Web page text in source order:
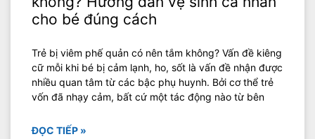
cho bé đúng cách
Trẻ bị viêm phế quản có nên tắm không? Vấn đề kiêng
cữ mỗi khi bé bị cảm lạnh, ho, sốt là vấn đề nhận được
nhiều quan tâm từ các bậc phụ huynh. Bởi cơ thể trẻ
vốn đã nhạy cảm, bất cứ một tác động nào từ bên
ĐỌC TIẾP »